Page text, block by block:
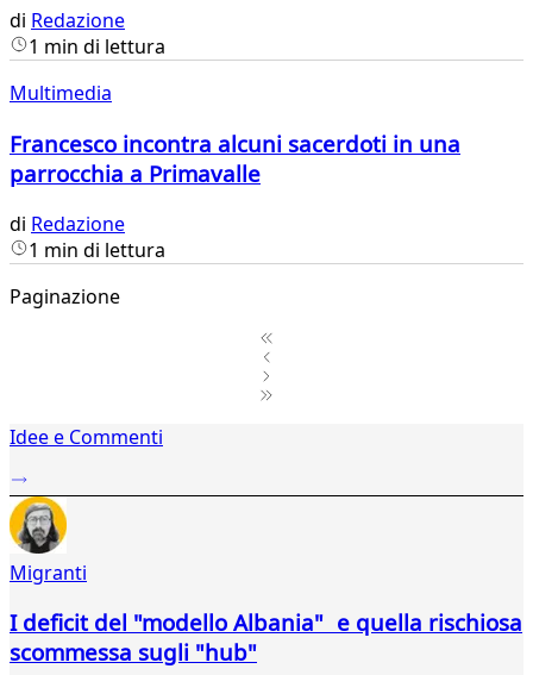
di Redazione
1 min di lettura
Multimedia
Francesco incontra alcuni sacerdoti in una
parrocchia a Primavalle
di Redazione
1 min di lettura
Paginazione
2
4
5
6
7
9
Idee e Commenti
Migranti
I deficit del "modello Albania" e quella rischiosa
scommessa sugli "hub"